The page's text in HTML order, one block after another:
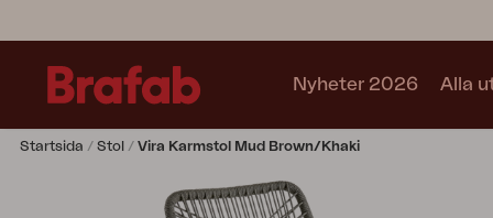
Nyheter 2026 Alla
Startsida Stol Vira Karmstol Mud Brown/Khaki